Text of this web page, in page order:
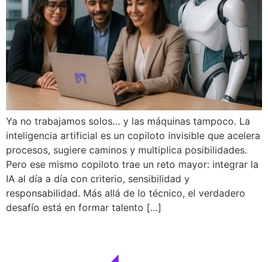
Inicio
Nosotros
Soluciones
Casos de éxito
Ya no trabajamos solos… y las máquinas tampoco. La
inteligencia artificial es un copiloto invisible que acelera
procesos, sugiere caminos y multiplica posibilidades.
Pero ese mismo copiloto trae un reto mayor: integrar la
IA al día a día con criterio, sensibilidad y
responsabilidad. Más allá de lo técnico, el verdadero
desafío está en formar talento […]